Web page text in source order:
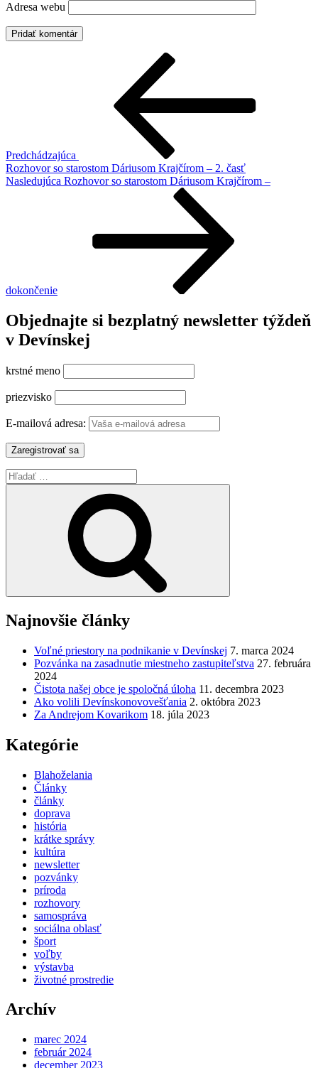
Adresa webu
Predchádzajúca
Rozhovor so starostom Dáriusom Krajčírom – 2. časť
Ďalší
Nasledujúca Rozhovor so starostom Dáriusom Krajčírom –
dokončenie
Objednajte si bezplatný newsletter týždeň
v Devínskej
krstné meno
priezvisko
E-mailová adresa:
Hľadať:
Najnovšie články
Voľné priestory na podnikanie v Devínskej 7. marca 2024
Pozvánka na zasadnutie miestneho zastupiteľstva 27. februára
2024
Čistota našej obce je spoločná úloha 11. decembra 2023
Ako volili Devínskonovovešťania 2. októbra 2023
Za Andrejom Kovarikom 18. júla 2023
Kategórie
Blahoželania
Články
články
doprava
história
krátke správy
kultúra
newsletter
pozvánky
príroda
rozhovory
samospráva
sociálna oblasť
šport
voľby
výstavba
životné prostredie
Archív
marec 2024
február 2024
december 2023